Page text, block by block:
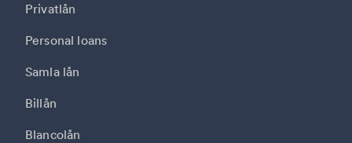
Privatlån
Personal loans
Samla lån
Billån
Blancolån